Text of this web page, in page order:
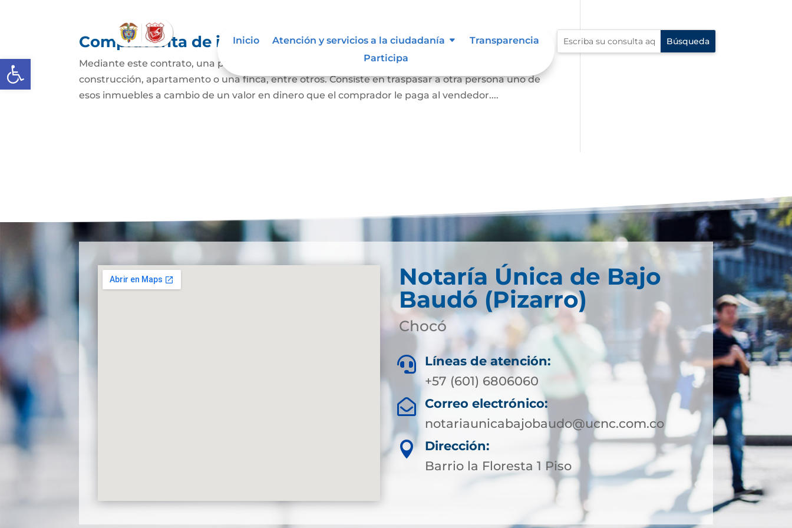
Abrir barra de herramientas
Inicio Atención y servicios a la ciudadanía
Transparencia
Participa
Compraventa de inmuebles
Mediante este contrato, una persona se convierte en propietaria de una casa, lote sin
construcción, apartamento o una finca, entre otros. Consiste en traspasar a otra persona uno de
esos inmuebles a cambio de un valor en dinero que el comprador le paga al vendedor....
Notaría Única de Bajo
Baudó (Pizarro)
Chocó

Líneas de atención:
+57 (601) 6806060

Correo electrónico:
notariaunicabajobaudo@ucnc.com.co

Dirección:
Barrio la Floresta 1 Piso